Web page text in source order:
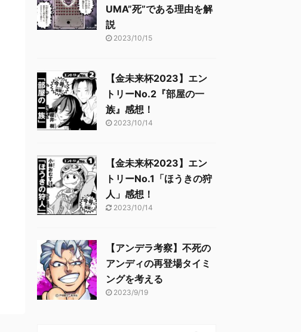
UMA”死”である理由を解
説
2023/10/15
【金未来杯2023】エン
トリーNo.2『部屋の一
族』感想！
2023/10/14
【金未来杯2023】エン
トリーNo.1「ほうきの狩
人」感想！
2023/10/14
【アンデラ考察】不死の
アンディの再登場タイミ
ングを考える
2023/9/19